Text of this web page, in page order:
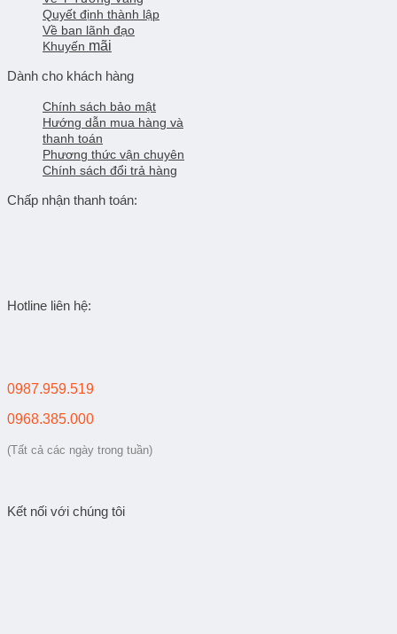
Quyết định thành lập
Về ban lãnh đạo
Khuyến mãi
Dành cho khách hàng
Chính sách bảo mật
Hướng dẫn mua hàng và
thanh toán
Phương thức vận chuyên
Chính sách đổi trả hàng
Chấp nhận thanh toán:
Hotline liên hệ:
0987.959.519
0968.385.000
(Tất cả các ngày trong tuần)
Kết nối với chúng tôi